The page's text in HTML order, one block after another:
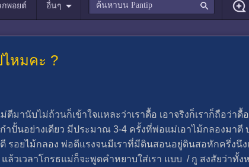
พอยต์ อื่นๆ
หมคะ ?
มานับไม่ถ้วนก็เข้าใจแหละว่าเราดื้อ เอาจริงก็เราก็ถือว่า
ปั้นอย่างเดียว มีประมาณ 3-4 ครั้งที่พ่อแม่เอาไม้กลองมาตี
รอยไม้กลอง พ่อตีแรงจนมีเราที่มีดินสอนอยู่ดินสอหักครึ่งนึ
ล้วเวลาโกรธแม่ก็จะพูดคำหยาบใส่เรา แบบ / กู สงสัยว่า